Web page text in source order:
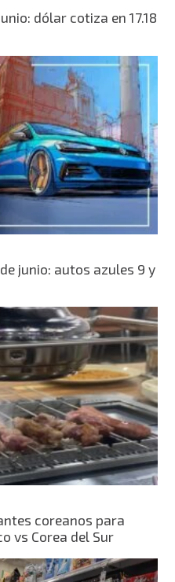
dólar cotiza en 17.18
junio: autos azules 9 y
coreanos para
vs Corea del Sur